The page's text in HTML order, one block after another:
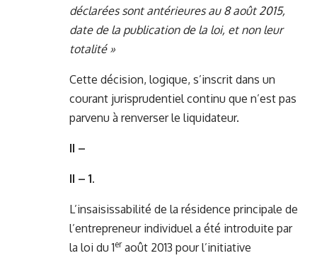
déclarées sont antérieures au 8 août 2015,
date de la publication de la loi, et non leur
totalité »
Cette décision, logique, s’inscrit dans un
courant jurisprudentiel continu que n’est pas
parvenu à renverser le liquidateur.
II –
II – 1.
L’insaisissabilité de la résidence principale de
l’entrepreneur individuel a été introduite par
la loi du 1eraoût 2013 pour l’initiative